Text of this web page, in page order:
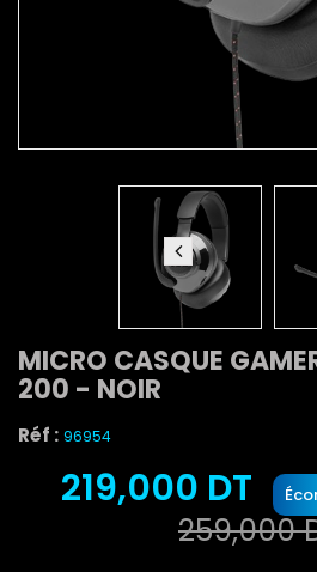
MICRO CASQUE
200 - NOIR
Réf : 96954
219,000 DT
259,000